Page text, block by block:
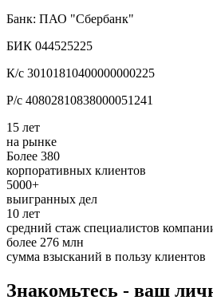
Банк: ПАО "Сбербанк"
БИК 044525225
К/с 30101810400000000225
Р/с 40802810838000051241
15 лет
на рынке
Более 380
корпоративных клиентов
5000+
выигранных дел
10 лет
средний стаж специалистов
более 276 млн
сумма взысканий в пользу клиентов
Знакомьтесь - ваш